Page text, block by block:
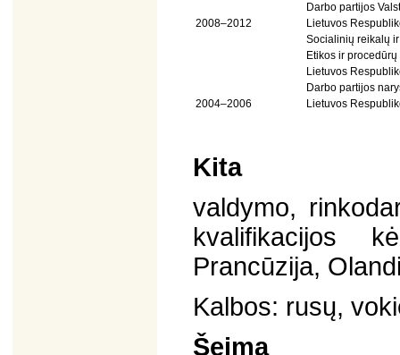
Darbo partijos
2008–2012
Lietuvos
Socialinių reikalų
Etikos ir
Lietuvos
Darbo partijos
2004–2006
Lietuvos
Kita
valdymo,
kvalifikacijos
Prancūzija,
Kalbos: rusų,
Šeima